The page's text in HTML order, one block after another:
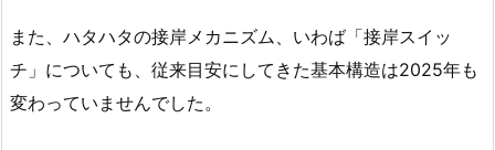
また、ハタハタの接岸メカニズム、いわば「接岸スイッ
チ」についても、従来目安にしてきた基本構造は2025年も
変わっていませんでした。